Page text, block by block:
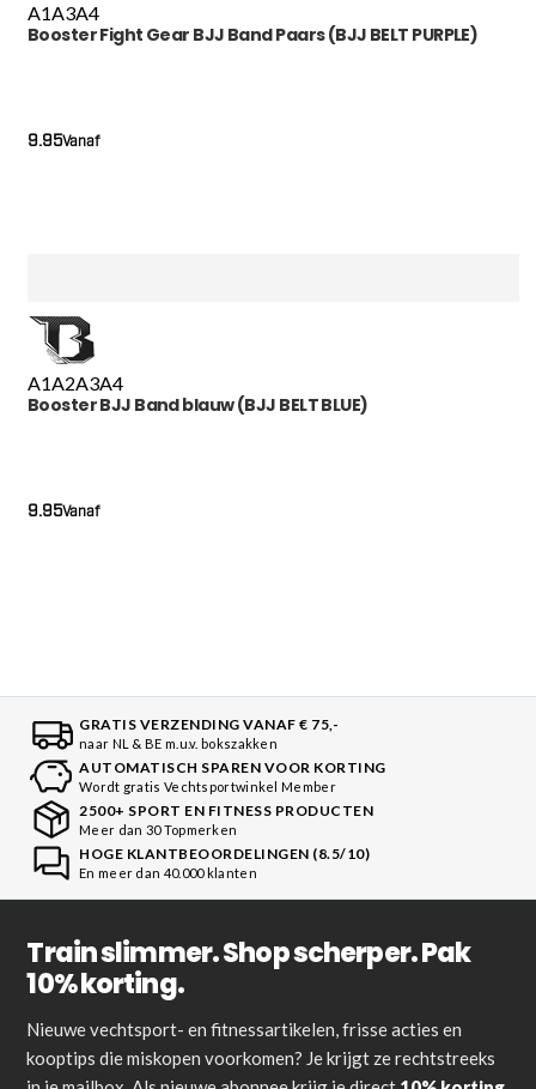
A1A3A4
Booster Fight Gear BJJ Band Paars (BJJ BELT PURPLE)
Vanaf
9.95
A1A2A3A4
Booster BJJ Band blauw (BJJ BELT BLUE)
Vanaf
9.95
GRATIS VERZENDING VANAF € 75,-
naar NL & BE m.u.v. bokszakken
AUTOMATISCH SPAREN VOOR KORTING
Wordt gratis Vechtsportwinkel Member
2500+ SPORT EN FITNESS PRODUCTEN
Meer dan 30 Topmerken
HOGE KLANTBEOORDELINGEN (8.5/10)
En meer dan 40.000 klanten
Train slimmer. Shop scherper. Pak
10% korting.
Nieuwe vechtsport- en fitnessartikelen, frisse acties en
kooptips die miskopen voorkomen? Je krijgt ze rechtstreeks